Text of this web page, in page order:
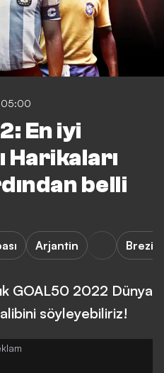
En iyi
Harikaları
belli
Arjantin
GOAL50 2022 Dünya
söyleyebiliriz!